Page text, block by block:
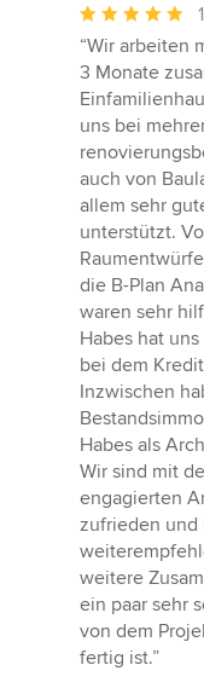
Bewertung:
5
von
5
Sternen
“Wir arbeiten
3 Monate
uns bei
auch von
allem sehr
unterstützt.
die B-Plan
waren sehr
Habes hat
bei dem
Inzwischen
Habes als
Wir sind mit
engagierten
zufrieden und
weitere
ein paar sehr
von dem
fertig ist.”